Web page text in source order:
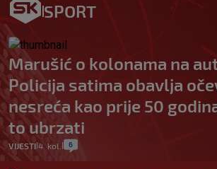
SPORT
Marušić o kolonama na
Policija satima obavlja
nesreća kao prije 50
to ubrzati
VIJESTI 4. kol. 6